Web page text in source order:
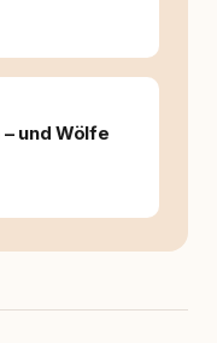
und Wölfe